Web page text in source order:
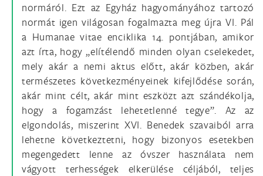
normáról. Ezt az Egyház hagyományához tartozó
normát igen világosan fogalmazta meg újra VI. Pál
a Humanae vitae enciklika 14. pontjában, amikor
azt írta, hogy „elítélendő minden olyan cselekedet,
mely akár a nemi aktus előtt, akár közben, akár
természetes következményeinek kifejlődése során,
akár mint célt, akár mint eszközt azt szándékolja,
hogy a fogamzást lehetetlenné tegye”. Az az
elgondolás, miszerint XVI. Benedek szavaiból arra
lehetne következtetni, hogy bizonyos esetekben
megengedett lenne az óvszer használata nem
vágyott terhességek elkerülése céljából, teljes